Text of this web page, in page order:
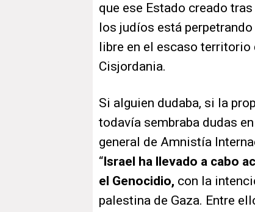
que ese Estado creado
los judíos está
libre en el escaso territorio
Cisjordania.
Si alguien dudaba, si la
todavía sembraba dudas
general de Amnistía
“Israel ha llevado a cabo
el Genocidio, con la
palestina de Gaza. Entre